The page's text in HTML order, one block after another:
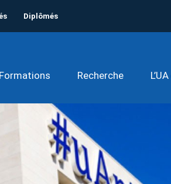
Diplômés
Formations Recherche